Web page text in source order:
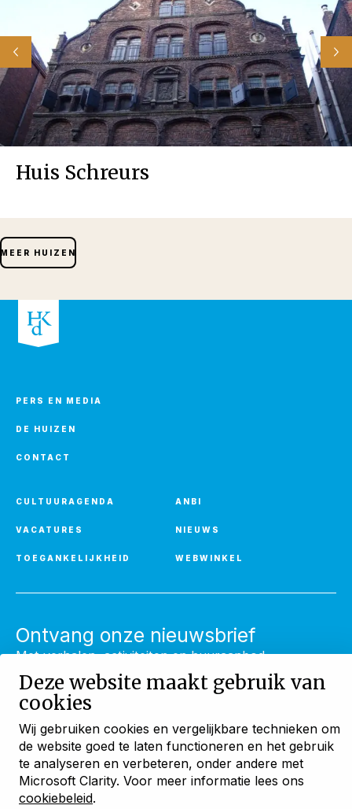
Deze website maakt gebruik van
cookies
Wij gebruiken cookies en vergelijkbare technieken om
de website goed te laten functioneren en het gebruik
te analyseren en verbeteren, onder andere met
Microsoft Clarity. Voor meer informatie lees ons
cookiebeleid.
Huis Schreurs
MEER HUIZEN
PERS EN MEDIA
DE HUIZEN
CONTACT
CULTUURAGENDA
VACATURES
TOEGANKELIJKHEID
ANBI
NIEUWS
WEBWINKEL
Ontvang onze nieuwsbrief
Met verhalen, activiteiten en huuraanbod
AANMELDEN
Cookies Privacyverklaring Cookies beheren
Blijf ontdekken
met onze maandelijksenieuwsbrief